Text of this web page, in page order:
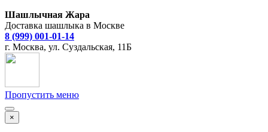
Шашлычная Жара
Доставка шашлыка в Москве
8 (999) 001-01-14
г. Москва, ул. Суздальская, 11Б
Пропустить меню
×